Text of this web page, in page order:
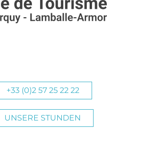
+33 (0)2 57 25 22 22
UNSERE STUNDEN